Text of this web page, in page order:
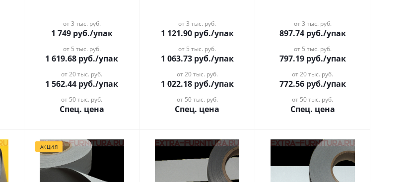
от 3 тыс. руб.
1 749руб./упак
от 5 тыс. руб.
1 619.68 руб./упак
от 20 тыс. руб.
1 562.44 руб./упак
от 50 тыс. руб.
Спец. цена
от 3 тыс. руб.
1 121.90руб./упак
от 5 тыс. руб.
1 063.73руб./упак
от 20 тыс. руб.
1 022.18руб./упак
от 50 тыс. руб.
Спец. цена
от 3 тыс. руб.
897.74руб./упак
от 5 тыс. руб.
797.19руб./упак
от 20 тыс. руб.
772.56руб./упак
от 50 тыс. руб.
Спец. цена
АКЦИЯ